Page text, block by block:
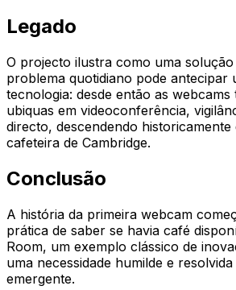
Legado
O projecto ilustra como uma
problema quotidiano pode antecipar
tecnologia: desde então as webcams
ubiquas em videoconferência,
directo, descendendo
cafeteira de Cambridge.
Conclusão
A história da primeira webcam
prática de saber se havia café
Room, um exemplo clássico de
uma necessidade humilde e
emergente.